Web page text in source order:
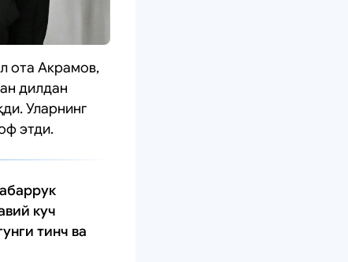
ота Акрамов,
дилдан
Уларнинг
этди.
куч
тинч ва